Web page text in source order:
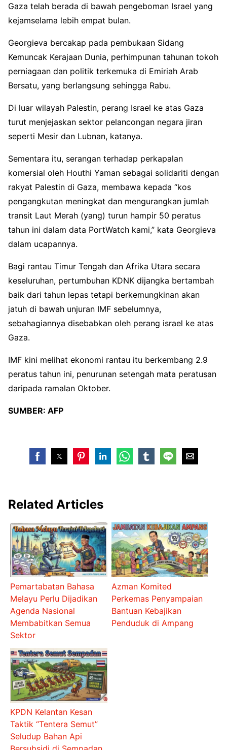
Gaza telah berada di bawah pengeboman Israel yang
kejamselama lebih empat bulan.
Georgieva bercakap pada pembukaan Sidang
Kemuncak Kerajaan Dunia, perhimpunan tahunan tokoh
perniagaan dan politik terkemuka di Emiriah Arab
Bersatu, yang berlangsung sehingga Rabu.
Di luar wilayah Palestin, perang Israel ke atas Gaza
turut menjejaskan sektor pelancongan negara jiran
seperti Mesir dan Lubnan, katanya.
Sementara itu, serangan terhadap perkapalan
komersial oleh Houthi Yaman sebagai solidariti dengan
rakyat Palestin di Gaza, membawa kepada “kos
pengangkutan meningkat dan mengurangkan jumlah
transit Laut Merah (yang) turun hampir 50 peratus
tahun ini dalam data PortWatch kami,” kata Georgieva
dalam ucapannya.
Bagi rantau Timur Tengah dan Afrika Utara secara
keseluruhan, pertumbuhan KDNK dijangka bertambah
baik dari tahun lepas tetapi berkemungkinan akan
jatuh di bawah unjuran IMF sebelumnya,
sebahagiannya disebabkan oleh perang israel ke atas
Gaza.
IMF kini melihat ekonomi rantau itu berkembang 2.9
peratus tahun ini, penurunan setengah mata peratusan
daripada ramalan Oktober.
SUMBER: AFP
Related Articles
Pemartabatan Bahasa
Melayu Perlu Dijadikan
Agenda Nasional
Membabitkan Semua
Sektor
Azman Komited
Perkemas Penyampaian
Bantuan Kebajikan
Penduduk di Ampang
KPDN Kelantan Kesan
Taktik “Tentera Semut”
Seludup Bahan Api